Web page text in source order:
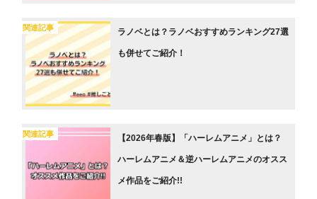
関連記事 ラノベとは？ラノベおすすめランキング27選
も併せてご紹介！
関連記事 【2026年春版】「ハーレムアニメ」とは？
ハーレムアニメ＆逆ハーレムアニメのオスス
メ作品をご紹介!!